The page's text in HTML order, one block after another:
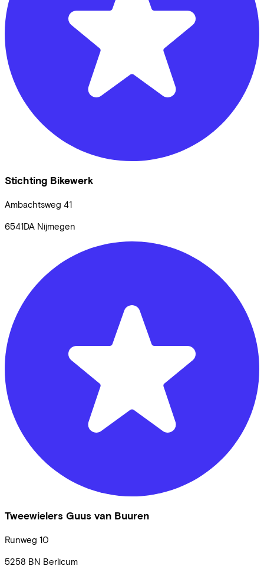
Stichting Bikewerk
Ambachtsweg 41
6541DA Nijmegen
Tweewielers Guus van Buuren
Runweg 10
5258 BN Berlicum